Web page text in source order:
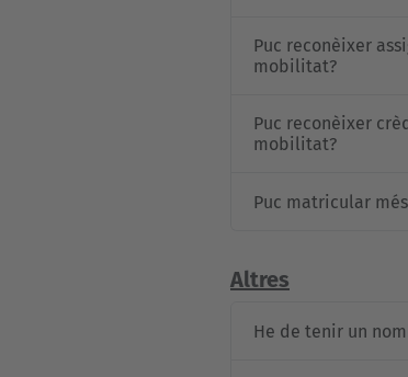
Puc reconèixer
mobilitat?
Puc reconèixer
mobilitat?
Puc matricular
Altres
He de tenir un